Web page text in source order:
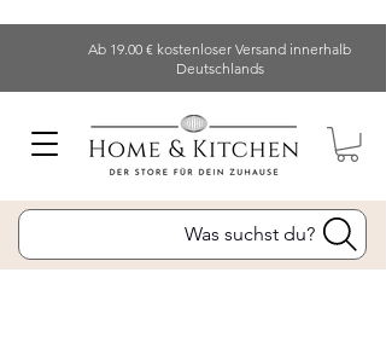
Ab 19.00 € kostenloser Versand innerhalb
Deutschlands
Was suchst du?